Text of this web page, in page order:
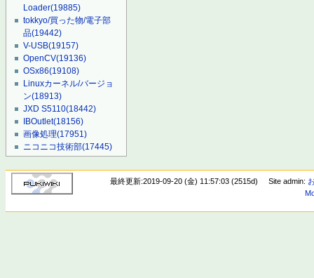
Loader(19885)
tokkyo/買った物/電子部
品(19442)
V-USB(19157)
OpenCV(19136)
OSx86(19108)
Linuxカーネル/バージョ
ン(18913)
JXD S5110(18442)
IBOutlet(18156)
画像処理(17951)
ニコニコ技術部(17445)
最終更新:2019-09-20 (金) 11:57:03 (2515d) Site admin: